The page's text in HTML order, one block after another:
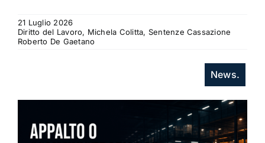
21 Luglio 2026
Diritto del Lavoro, Michela Colitta, Sentenze Cassazione
Roberto De Gaetano
News.